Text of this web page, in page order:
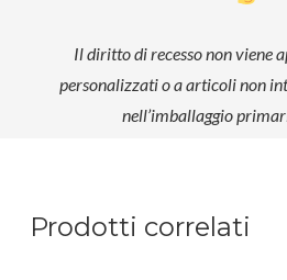
Il diritto di recesso non viene
personalizzati o a articoli non
nell’imballaggio
Prodotti correlati